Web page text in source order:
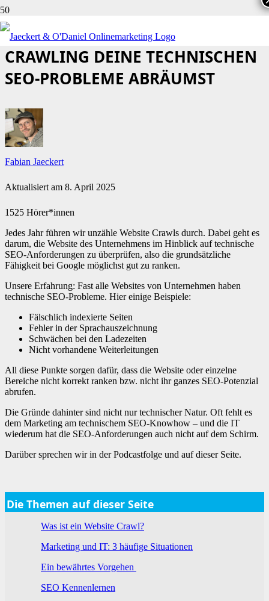
WIE DU MIT EINEM WEBSITE
CRAWLING DEINE TECHNISCHEN
SEO-PROBLEME ABRÄUMST
Fabian Jaeckert
Aktualisiert am 8. April 2025
1525 Hörer*innen
Jedes Jahr führen wir unzähle Website Crawls durch. Dabei geht es
darum, die Website des Unternehmens im Hinblick auf technische
SEO-Anforderungen zu überprüfen, also die grundsätzliche
Fähigkeit bei Google möglichst gut zu ranken.
Unsere Erfahrung: Fast alle Websites von Unternehmen haben
technische SEO-Probleme. Hier einige Beispiele:
Fälschlich indexierte Seiten
Fehler in der Sprachauszeichnung
Schwächen bei den Ladezeiten
Nicht vorhandene Weiterleitungen
All diese Punkte sorgen dafür, dass die Website oder einzelne
Bereiche nicht korrekt ranken bzw. nicht ihr ganzes SEO-Potenzial
abrufen.
Die Gründe dahinter sind nicht nur technischer Natur. Oft fehlt es
dem Marketing am technischem SEO-Knowhow – und die IT
wiederum hat die SEO-Anforderungen auch nicht auf dem Schirm.
Darüber sprechen wir in der Podcastfolge und auf dieser Seite.
Die Themen auf dieser Seite
Was ist ein Website Crawl?
Marketing und IT: 3 häufige Situationen
Ein bewährtes Vorgehen
SEO Kennenlernen